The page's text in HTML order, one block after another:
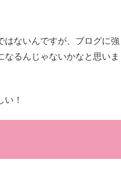
はないんですが、ブログに強
るんじゃないかなと思いま
！